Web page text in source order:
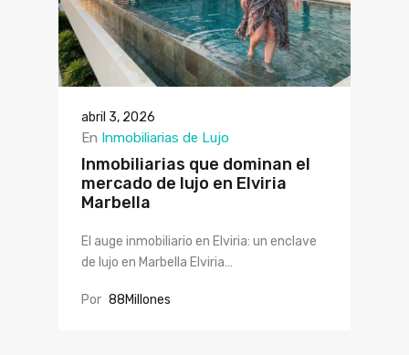
abril 3, 2026
En Inmobiliarias de Lujo
Inmobiliarias que dominan el
mercado de lujo en Elviria
Marbella
El auge inmobiliario en Elviria: un enclave
de lujo en Marbella Elviria…
Por 88Millones